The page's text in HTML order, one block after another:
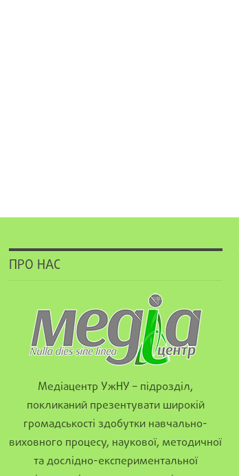
ПРО НАС
Медіацентр УжНУ – підрозділ,
покликаний презентувати широкій
громадськості здобутки навчально-
виховного процесу, наукової, методичної
та дослідно-експериментальної